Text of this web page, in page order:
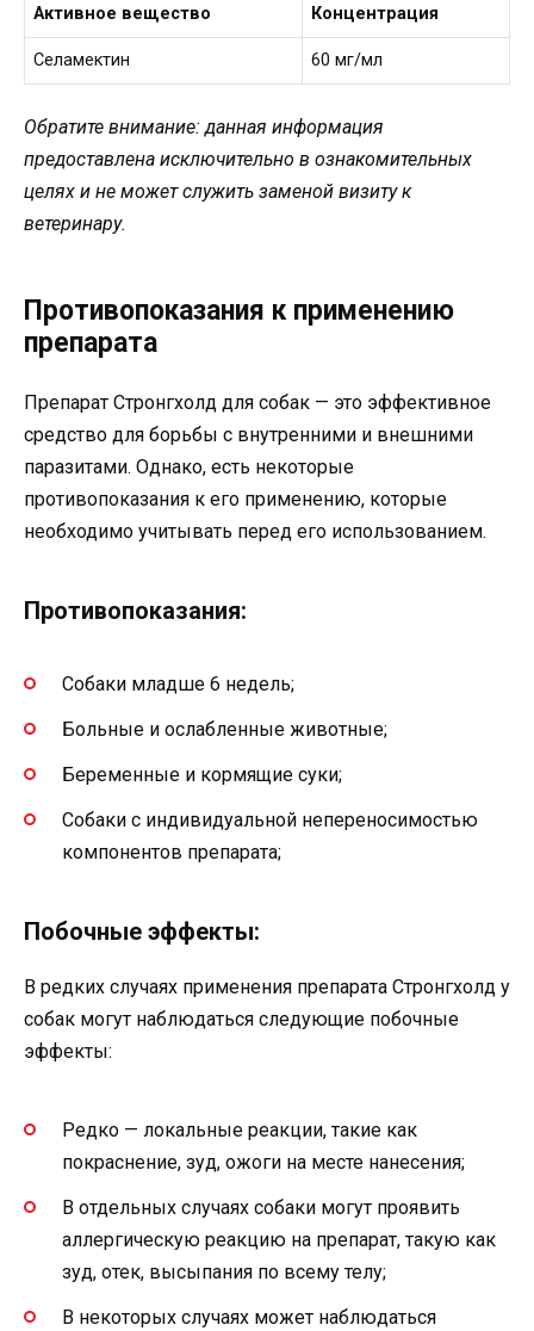
Активное вещество Концентрация
Селамектин 60 мг/мл
Обратите внимание: данная информация
предоставлена исключительно в ознакомительных
целях и не может служить заменой визиту к
ветеринару.
Противопоказания к применению
препарата
Препарат Стронгхолд для собак — это эффективное
средство для борьбы с внутренними и внешними
паразитами. Однако, есть некоторые
противопоказания к его применению, которые
необходимо учитывать перед его использованием.
Противопоказания:
Собаки младше 6 недель;
Больные и ослабленные животные;
Беременные и кормящие суки;
Собаки с индивидуальной непереносимостью
компонентов препарата;
Побочные эффекты:
В редких случаях применения препарата Стронгхолд у
собак могут наблюдаться следующие побочные
эффекты:
Редко — локальные реакции, такие как
покраснение, зуд, ожоги на месте нанесения;
В отдельных случаях собаки могут проявить
аллергическую реакцию на препарат, такую как
зуд, отек, высыпания по всему телу;
В некоторых случаях может наблюдаться